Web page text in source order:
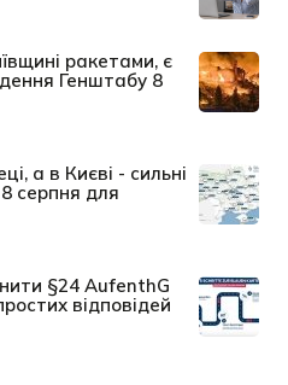
ракетами, є
Генштабу 8
а в Києві - сильні
серпня для
§24 AufenthG
відповідей